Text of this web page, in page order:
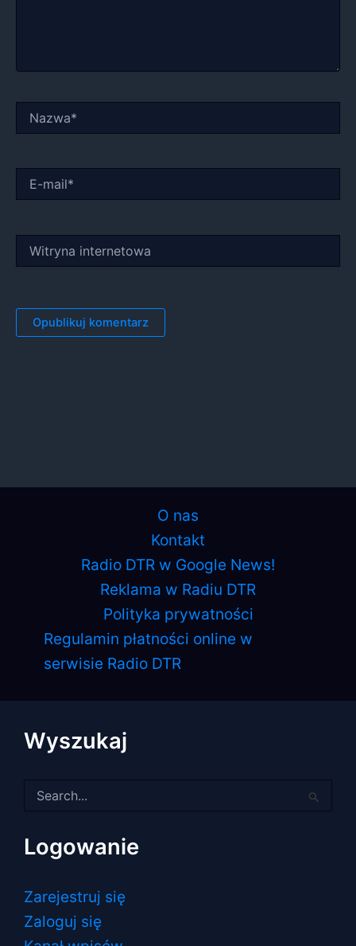
mail*
internetowa
O nas
Kontakt
Radio DTR w Google News!
Reklama w Radiu DTR
Polityka prywatności
Regulamin płatności online w
serwisie Radio DTR
Wyszukaj
dla:
Logowanie
Zarejestruj się
Zaloguj się